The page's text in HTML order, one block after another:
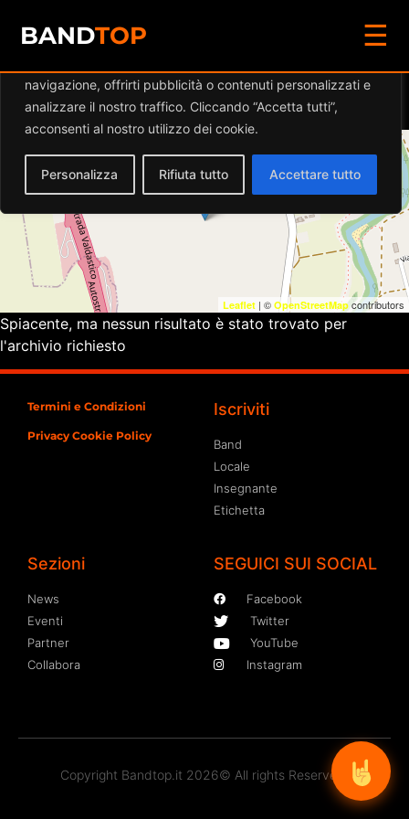
Diamo valore alla tua privacy
navigazione, offrirti pubblicità o contenuti personalizzati e
analizzare il nostro traffico. Cliccando “Accetta tutti”,
acconsenti al nostro utilizzo dei cookie.
Personalizza Rifiuta tutto Accettare tutto
BANDTOP
☰
Eventi aBIRRERIA TRENTI
+
Leaflet | © OpenStreetMapcontributors
Spiacente, ma nessun risultato è stato trovato per
l'archivio richiesto
Termini e Condizioni
Privacy Cookie Policy
Iscriviti
Band
Locale
Insegnante
Etichetta
Sezioni
News
Eventi
Partner
Collabora
SEGUICI SUI SOCIAL
Facebook
Twitter
YouTube
Instagram
Copyright Bandtop.it 2026© All rights Reserved.